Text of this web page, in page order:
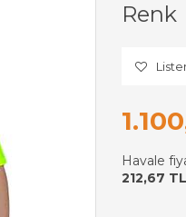
Renk
Havale
212,67 TL